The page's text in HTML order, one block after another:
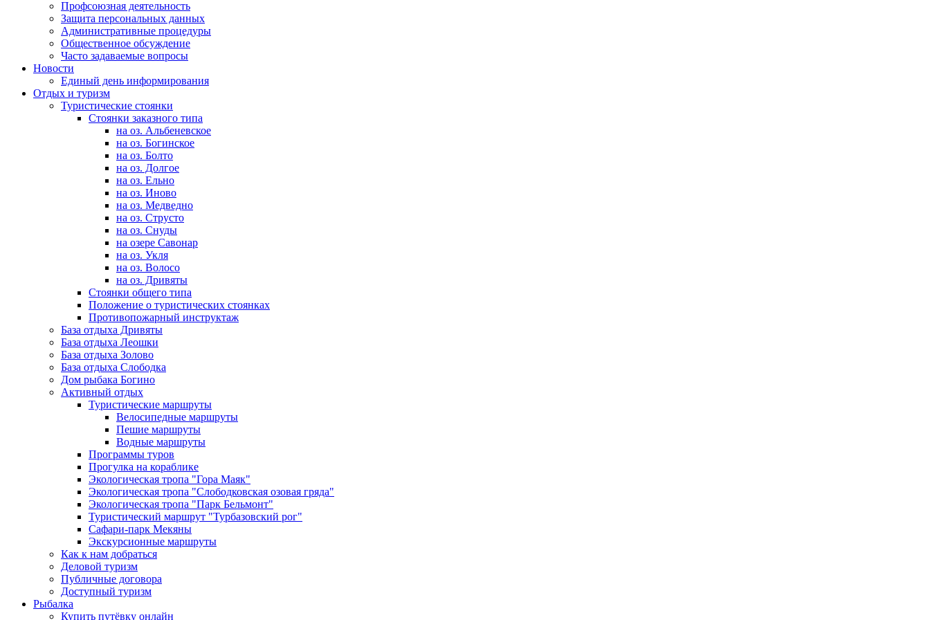
Профсоюзная деятельность
Защита персональных данных
Административные процедуры
Общественное обсуждение
Часто задаваемые вопросы
Новости
Единый день информирования
Отдых и туризм
Туристические стоянки
Стоянки заказного типа
на оз. Альбеневское
на оз. Богинское
на оз. Болто
на оз. Долгое
на оз. Ельно
на оз. Иново
на оз. Медведно
на оз. Струсто
на оз. Снуды
на озере Савонар
на оз. Укля
на оз. Волосо
на оз. Дривяты
Стоянки общего типа
Положение о туристических стоянках
Противопожарный инструктаж
База отдыха Дривяты
База отдыха Леошки
База отдыха Золово
База отдыха Слободка
Дом рыбака Богино
Активный отдых
Туристические маршруты
Велосипедные маршруты
Пешие маршруты
Водные маршруты
Программы туров
Прогулка на кораблике
Экологическая тропа "Гора Маяк"
Экологическая тропа "Слободковская озовая гряда"
Экологическая тропа "Парк Бельмонт"
Туристический маршрут "Турбазовский рог"
Сафари-парк Мекяны
Экскурсионные маршруты
Как к нам добраться
Деловой туризм
Публичные договора
Доступный туризм
Рыбалка
Купить путёвку онлайн